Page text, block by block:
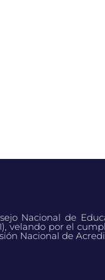
Nacional de
velando por el
Nacional de